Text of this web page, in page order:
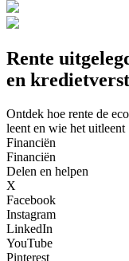
Rente
en
Ontdek hoe rente de
leent en wie het uitleent
Financiën
Financiën
Delen en helpen
X
Facebook
Instagram
LinkedIn
YouTube
Pinterest